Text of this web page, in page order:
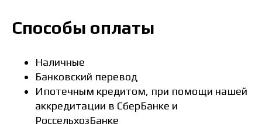
Способы оплаты
Наличные
Банковский перевод
Ипотечным кредитом, при помощи нашей
аккредитации в СберБанке и
РоссельхозБанке